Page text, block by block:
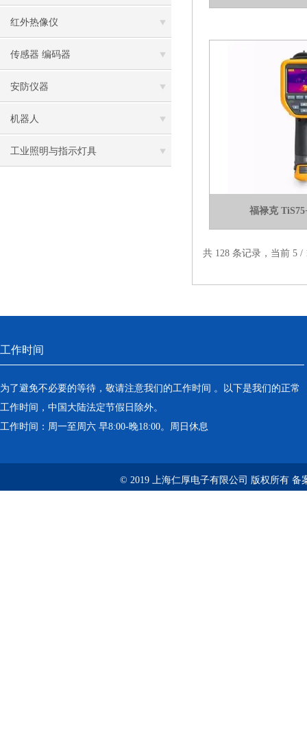
红外热像仪
传感器 编码器
安防仪器
机器人
工业照明与指示灯具
福禄克
共 128 条记录，当前 5
工作时间
为了避免不必要的等待，敬请注意我们的工作时间 。以下是我们的正常
工作时间，中国大陆法定节假日除外。
工作时间：周一至周六 早8:00-晚18:00。周日休息
© 2019 上海仁厚电子有限公司 版权所有 备